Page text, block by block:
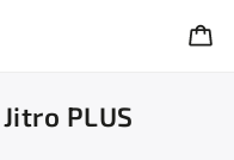
PLUS